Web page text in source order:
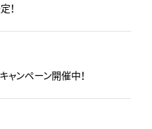
！
ャンペーン開催中！